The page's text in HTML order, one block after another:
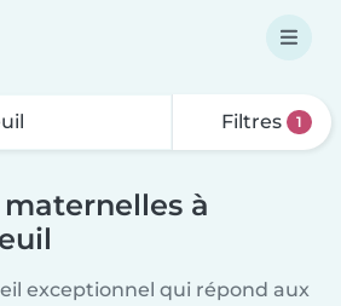
Filtres 1
à
exceptionnel qui répond aux